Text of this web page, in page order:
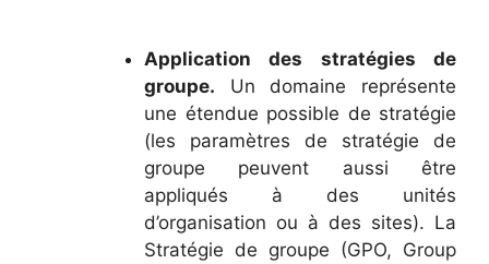
Application des stratégies de
groupe. Un domaine représente
une étendue possible de stratégie
(les paramètres de stratégie de
groupe peuvent aussi être
appliqués à des unités
d’organisation ou à des sites). La
Stratégie de groupe (GPO, Group